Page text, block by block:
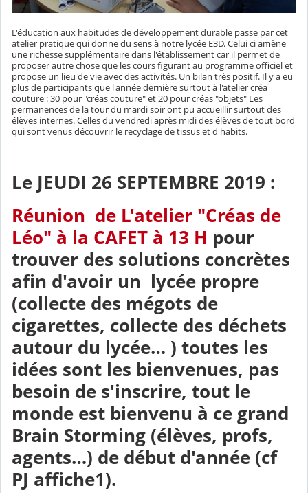
L'éducation aux habitudes de développement durable passe par cet
atelier pratique qui donne du sens à notre lycée E3D. Celui ci amène
une richesse supplémentaire dans l'établissement car il permet de
proposer autre chose que les cours figurant au programme officiel et
propose un lieu de vie avec des activités. Un bilan très positif. Il y a eu
plus de participants que l'année dernière surtout à l'atelier créa
couture : 30 pour "créas couture" et 20 pour créas "objets" Les
permanences de la tour du mardi soir ont pu accueillir surtout des
élèves internes. Celles du vendredi après midi des élèves de tout bord
qui sont venus découvrir le recyclage de tissus et d'habits.
Le JEUDI 26 SEPTEMBRE 2019 :
Réunion de L'atelier "Créas de
Léo" à la CAFET à 13 H pour
trouver des solutions concrètes
afin d'avoir un lycée propre
(collecte des mégots de
cigarettes, collecte des déchets
autour du lycée… ) toutes les
idées sont les bienvenues, pas
besoin de s'inscrire, tout le
monde est bienvenu à ce grand
Brain Storming (élèves, profs,
agents…) de début d'année (cf
PJ affiche1).